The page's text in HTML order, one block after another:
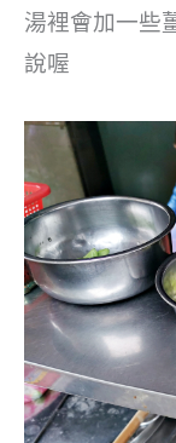
湯裡會加一些
說喔